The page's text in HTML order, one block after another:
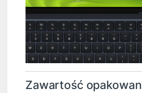
Zawartość